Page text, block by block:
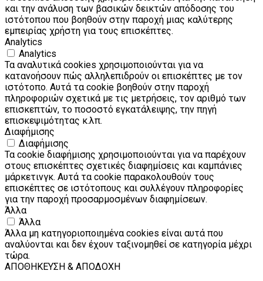
και την ανάλυση των βασικών δεικτών απόδοσης του
ιστότοπου που βοηθούν στην παροχή μιας καλύτερης
εμπειρίας χρήστη για τους επισκέπτες.
Analytics
Analytics
Τα αναλυτικά cookies χρησιμοποιούνται για να
κατανοήσουν πώς αλληλεπιδρούν οι επισκέπτες με τον
ιστότοπο. Αυτά τα cookie βοηθούν στην παροχή
πληροφοριών σχετικά με τις μετρήσεις, τον αριθμό των
επισκεπτών, το ποσοστό εγκατάλειψης, την πηγή
επισκεψιμότητας κ.λπ.
Διαφήμισης
Διαφήμισης
Τα cookie διαφήμισης χρησιμοποιούνται για να παρέχουν
στους επισκέπτες σχετικές διαφημίσεις και καμπάνιες
μάρκετινγκ. Αυτά τα cookie παρακολουθούν τους
επισκέπτες σε ιστότοπους και συλλέγουν πληροφορίες
για την παροχή προσαρμοσμένων διαφημίσεων.
Άλλα
Άλλα
Άλλα μη κατηγοριοποιημένα cookies είναι αυτά που
αναλύονται και δεν έχουν ταξινομηθεί σε κατηγορία μέχρι
τώρα.
ΑΠΟΘΗΚΕΥΣΗ & ΑΠΟΔΟΧΗ